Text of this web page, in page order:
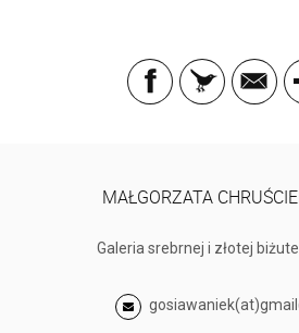
MAŁGORZATA
Galeria srebrnej i złotej